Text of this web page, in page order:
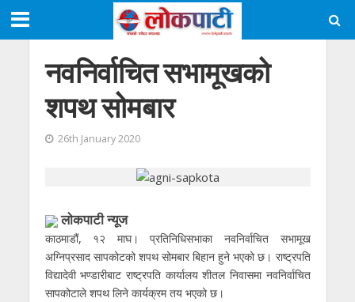
नवनिर्वाचित सभामूखको
शपथ सोमबार
26th January 2020
लाेकपाटी न्यूज
काठमाडौं, १२ माघ। प्रतिनिधिसभाका नवनिर्वाचित सभामूख
अग्निप्रसाद सापकोटको शपथ सोमबार बिहान हुने भएको छ। राष्ट्रपति
विद्यादेवी भण्डारीबाट राष्ट्रपति कार्यालय शीतल निवासमा नवनिर्वाचित
सापकोटाले शपथ लिने कार्यक्रम तय भएको छ।